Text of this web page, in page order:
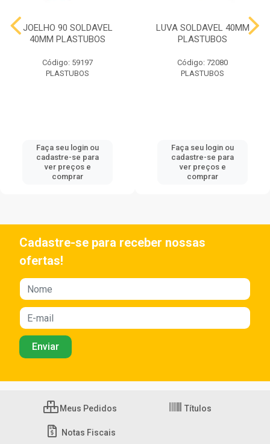
JOELHO 90 SOLDAVEL
40MM PLASTUBOS
Código: 59197
PLASTUBOS
Faça seu login ou
cadastre-se para
ver preços e
comprar
LUVA SOLDAVEL 40MM
PLASTUBOS
Código: 72080
PLASTUBOS
Faça seu login ou
cadastre-se para
ver preços e
comprar
Cadastre-se para receber nossas
ofertas!
Meus Pedidos Títulos
Notas Fiscais